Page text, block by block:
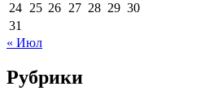
24 25 26 27 28 29 30
31
« Июл
Рубрики